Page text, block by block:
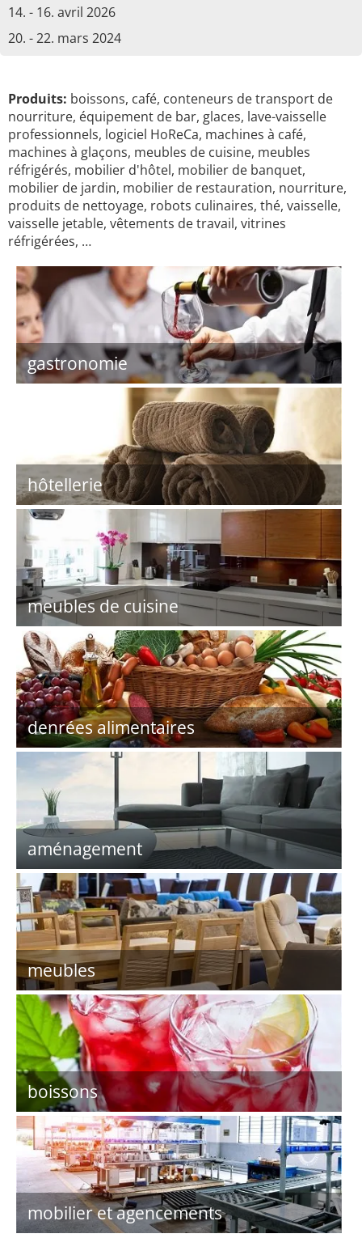
14. - 16. avril 2026
20. - 22. mars 2024
Produits: boissons, café, conteneurs de transport de
nourriture, équipement de bar, glaces, lave-vaisselle
professionnels, logiciel HoReCa, machines à café,
machines à glaçons, meubles de cuisine, meubles
réfrigérés, mobilier d'hôtel, mobilier de banquet,
mobilier de jardin, mobilier de restauration, nourriture,
produits de nettoyage, robots culinaires, thé, vaisselle,
vaisselle jetable, vêtements de travail, vitrines
réfrigérées, …
gastronomie
hôtellerie
meubles de cuisine
denrées alimentaires
aménagement
meubles
boissons
mobilier et agencements